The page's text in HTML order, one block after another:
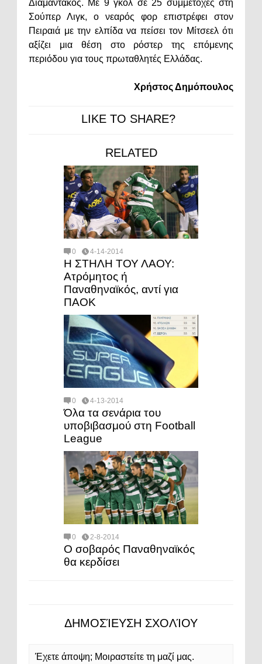
Διαμαντάκος. Με 9 γκολ σε 25 συμμετοχές στη
Σούπερ Λιγκ, ο νεαρός φορ επιστρέφει στον
Πειραιά με την ελπίδα να πείσει τον Μίτσεελ ότι
αξίζει μια θέση στο ρόστερ της επόμενης
περιόδου για τους πρωταθλητές Ελλάδας.
Χρήστος Δημόπουλος
LIKE TO SHARE?
RELATED
0 4-14-2014
Η ΣΤΗΛΗ ΤΟΥ ΛΑΟΥ:
Ατρόμητος ή
Παναθηναϊκός, αντί για
ΠΑΟΚ
0 4-13-2014
Όλα τα σενάρια του
υποβιβασμού στη Football
League
0 2-8-2014
Ο σοβαρός Παναθηναϊκός
θα κερδίσει
ΔΗΜΟΣΊΕΥΣΗ ΣΧΟΛΊΟΥ
Έχετε άποψη; Μοιραστείτε τη μαζί μας.